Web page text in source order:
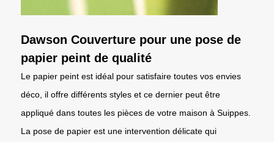
Dawson Couverture pour une pose de
papier peint de qualité
Le papier peint est idéal pour satisfaire toutes vos envies
déco, il offre différents styles et ce dernier peut être
appliqué dans toutes les pièces de votre maison à Suippes.
La pose de papier est une intervention délicate qui